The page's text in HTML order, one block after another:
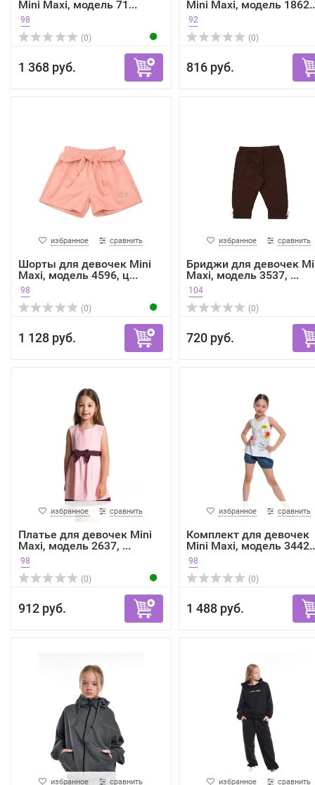
Mini Maxi, модель 71...
98
(0)
1 368 руб.
Mini Maxi, модель
92
(0)
816 руб.
избранное сравнить
Шорты для девочек Mini
Maxi, модель 4596, ц...
98
(0)
1 128 руб.
избранное сравнить
Бриджи для девочек
Maxi, модель 3537, ...
104
(0)
720 руб.
избранное сравнить
Платье для девочек Mini
Maxi, модель 2637, ...
98
(0)
912 руб.
избранное сравнить
Комплект для девочек
Mini Maxi, модель
98
(0)
1 488 руб.
избранное сравнить избранное сравнить